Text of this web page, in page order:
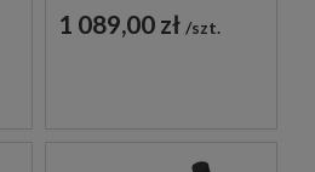
CZARNA
1 089,00 zł szt.